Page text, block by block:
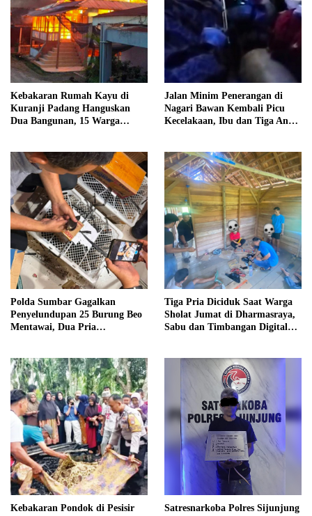
Kebakaran Rumah Kayu di
Kuranji Padang Hanguskan
Dua Bangunan, 15 Warga
Jalan Minim Penerangan di
Nagari Bawan Kembali Picu
Kecelakaan, Ibu dan Tiga Anak
Polda Sumbar Gagalkan
Penyelundupan 25 Burung Beo
Mentawai, Dua Pria
Tiga Pria Diciduk Saat Warga
Sholat Jumat di Dharmasraya,
Sabu dan Timbangan Digital
Kebakaran Pondok di Pesisir
Satresnarkoba Polres Sijunjung